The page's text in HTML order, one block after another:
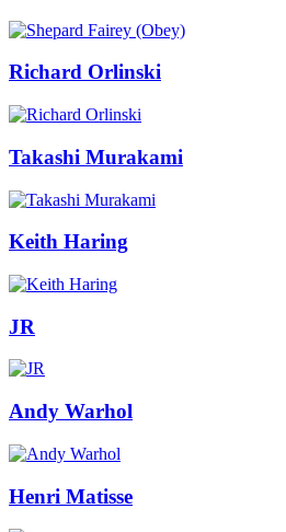
Richard Orlinski
Takashi Murakami
Keith Haring
JR
Andy Warhol
Henri Matisse